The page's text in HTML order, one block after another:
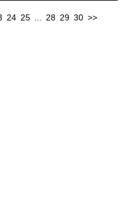
24 25 28 29 30 >>